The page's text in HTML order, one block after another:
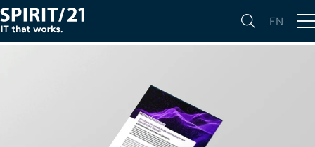
EN
Alle Press
Events